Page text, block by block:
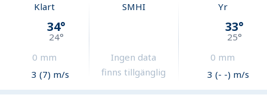
Klart
34°
24°
0 mm
3 (7) m/s
SMHI
Ingen data
finns tillgänglig
Yr
33°
25°
0 mm
3 (- -) m/s